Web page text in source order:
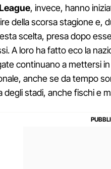
, invece, hanno
della scorsa stagione
scelta, presa dopo
A loro ha fatto eco la
continuano a mettersi
anche se da tempo
degli stadi, anche fischi e